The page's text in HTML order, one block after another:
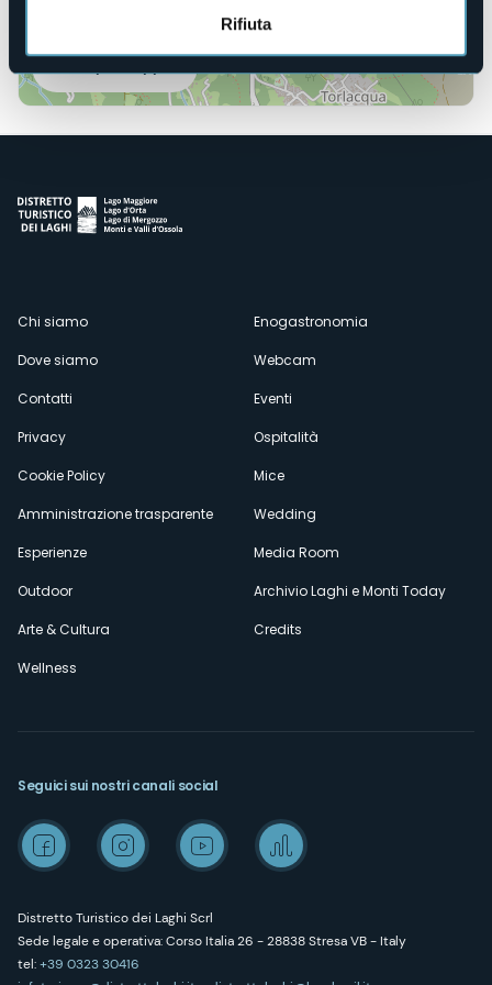
Rifiuta
Menù
secondario
Chi siamo
Dove siamo
Contatti
Privacy
Cookie Policy
Amministrazione trasparente
Esperienze
Outdoor
Arte & Cultura
Wellness
Enogastronomia
Webcam
Eventi
Ospitalità
Mice
Wedding
Media Room
Archivio Laghi e Monti Today
Credits
Distretto Turistico dei Laghi Scrl
Sede legale e operativa: Corso Italia 26 - 28838 Stresa VB - Italy
tel:+39 0323 30416
Seguici sui nostri canali social